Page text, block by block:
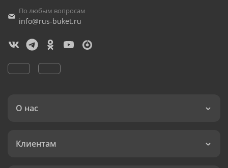
По любым вопросам
info@rus-buket.ru
О нас
Клиентам